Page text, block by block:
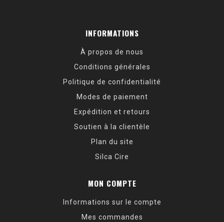
INFORMATIONS
À propos de nous
Conditions générales
Politique de confidentialité
Modes de paiement
Expédition et retours
Soutien à la clientèle
Plan du site
Silca Cire
MON COMPTE
Informations sur le compte
Mes commandes